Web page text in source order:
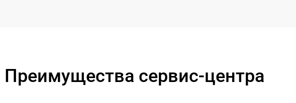
Преимущества сервис-центра